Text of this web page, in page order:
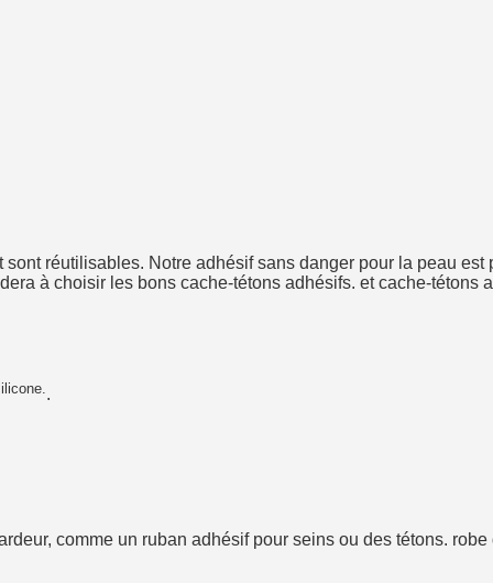
réutilisables. Notre adhésif sans danger pour la peau
à choisir les bons cache-tétons adhésifs. et cache-
.
comme un ruban adhésif pour seins ou des tétons.